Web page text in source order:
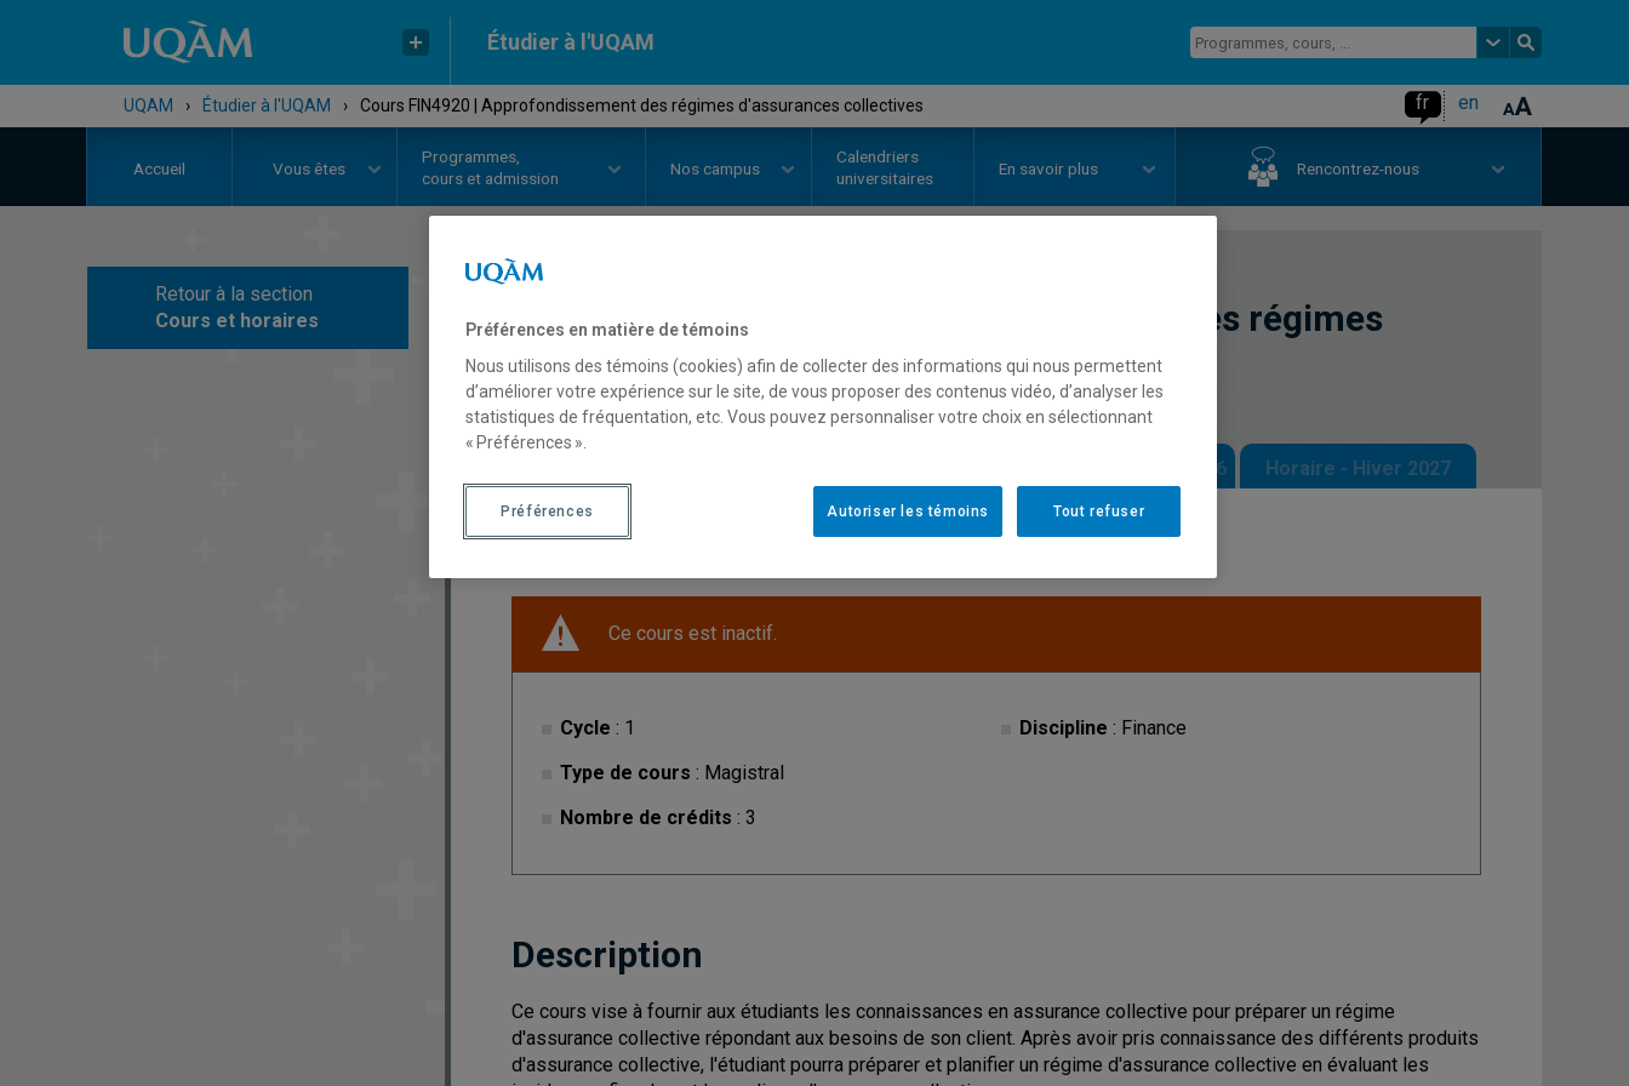
Étudier à l'UQAM
UQAM › Étudier à l'UQAM › Cours FIN4920 | Approfondissement des régimes d'assurances collectives fr en
Accueil Vous êtes
Programmes,
cours et admission
Nos campus
Calendriers
universitaires
En savoir plus Rencontrez-nous
Retour à la section
Cours et horaires
COURS// FIN4920
Approfondissement des régimes
d'assurances collectives
Horaire - Automne 2026 Horaire - Hiver 2027
Ce cours est inactif.
Cycle : 1
Type de cours : Magistral
Nombre de crédits : 3
Discipline : Finance
Description
Ce cours vise à fournir aux étudiants les connaissances en assurance collective pour préparer un régime
d'assurance collective répondant aux besoins de son client. Après avoir pris connaissance des différents produits
d'assurance collective, l'étudiant pourra préparer et planifier un régime d'assurance collective en évaluant les
Préférences en matière de témoins
Nous utilisons des témoins (cookies) afin de collecter des informations qui nous permettent
d’améliorer votre expérience sur le site, de vous proposer des contenus vidéo, d’analyser les
statistiques de fréquentation, etc. Vous pouvez personnaliser votre choix en sélectionnant
« Préférences ».
Tout refuser
Autoriser les témoins
Préférences